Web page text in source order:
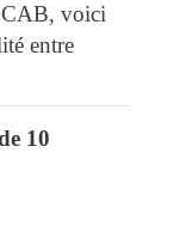
CAB, voici
entre
10